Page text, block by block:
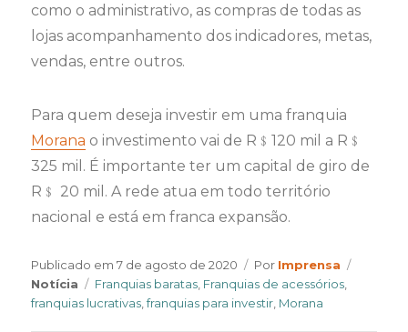
como o administrativo, as compras de todas as
lojas acompanhamento dos indicadores, metas,
vendas, entre outros.
Para quem deseja investir em uma franquia
Morana o investimento vai de R﹩120 mil a R﹩
325 mil. É importante ter um capital de giro de
R﹩ 20 mil. A rede atua em todo território
nacional e está em franca expansão.
Publicado em7 de agosto de 2020 Por Author
Imprensa
Notícia
Tags
Franquias baratas, Franquias de acessórios,
franquias lucrativas,franquias para investir, Morana